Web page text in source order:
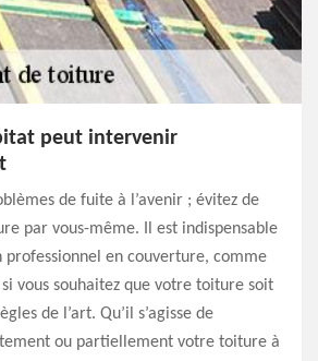
peut intervenir
de fuite à l’avenir ; évitez de
par vous-même. Il est indispensable
professionnel en couverture, comme
vous souhaitez que votre toiture soit
de l’art. Qu’il s’agisse de
ou partiellement votre toiture à